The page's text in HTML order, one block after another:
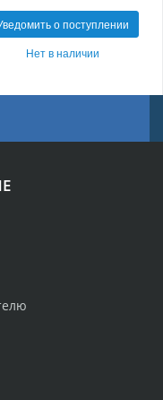
о поступлении
Нет в наличии